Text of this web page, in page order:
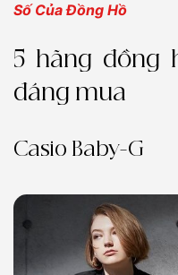
Số Của Đồng Hồ
5 hãng đồng
đáng mua
Casio Baby-G